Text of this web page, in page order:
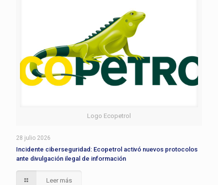
Logo Ecopetrol
28 julio 2026
Incidente ciberseguridad: Ecopetrol activó nuevos protocolos
ante divulgación ilegal de información
Leer más